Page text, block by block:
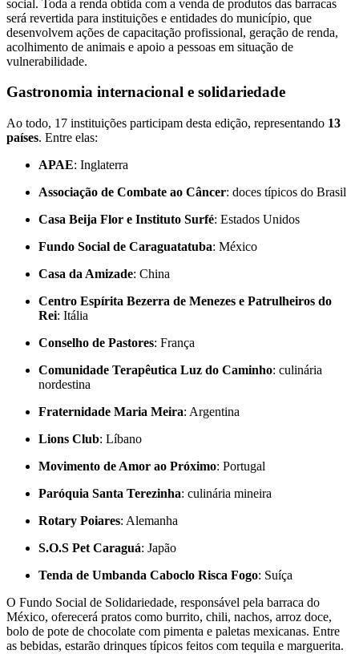
social. Toda a renda obtida com a venda de produtos das barracas
será revertida para instituições e entidades do município, que
desenvolvem ações de capacitação profissional, geração de renda,
acolhimento de animais e apoio a pessoas em situação de
vulnerabilidade.
Gastronomia internacional e solidariedade
Ao todo, 17 instituições participam desta edição, representando 13
países. Entre elas:
APAE: Inglaterra
Associação de Combate ao Câncer: doces típicos do Brasil
Casa Beija Flor e Instituto Surfé: Estados Unidos
Fundo Social de Caraguatatuba: México
Casa da Amizade: China
Centro Espírita Bezerra de Menezes e Patrulheiros do
Rei: Itália
Conselho de Pastores: França
Comunidade Terapêutica Luz do Caminho: culinária
nordestina
Fraternidade Maria Meira: Argentina
Lions Club: Líbano
Movimento de Amor ao Próximo: Portugal
Paróquia Santa Terezinha: culinária mineira
Rotary Poiares: Alemanha
S.O.S Pet Caraguá: Japão
Tenda de Umbanda Caboclo Risca Fogo: Suíça
O Fundo Social de Solidariedade, responsável pela barraca do
México, oferecerá pratos como burrito, chili, nachos, arroz doce,
bolo de pote de chocolate com pimenta e paletas mexicanas. Entre
as bebidas, estarão drinques típicos feitos com tequila e marguerita.